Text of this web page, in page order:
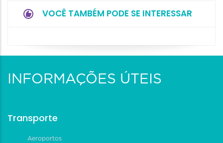
VOCÊ TAMBÉM PODE SE INTERESSAR
INFORMAÇÕES ÚTEIS
Transporte
Aeroportos